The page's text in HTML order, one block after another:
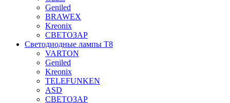
Geniled
BRAWEX
Kreonix
СВЕТОЗАР
Светодиодные лампы Т8
VARTON
Geniled
Kreonix
TELEFUNKEN
ASD
СВЕТОЗАР